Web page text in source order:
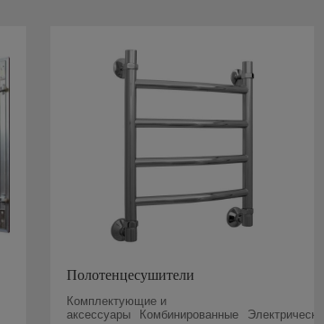
Полотенцесушители
Комплектующие и
аксессуары
Комбинированные Электрические